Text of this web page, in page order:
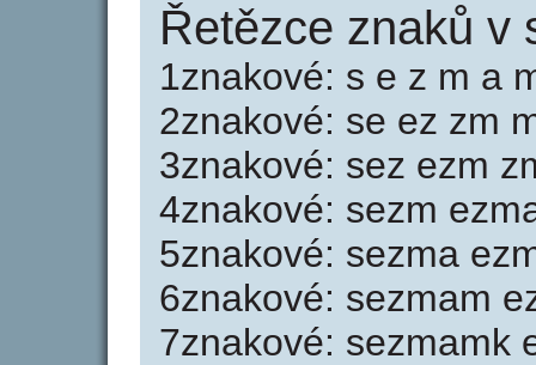
Řetězce znaků v
1znakové: s e z m a
2znakové: se ez zm
3znakové: sez ezm
4znakové: sezm
5znakové: sezma
6znakové: sezmam
7znakové: sezmamk